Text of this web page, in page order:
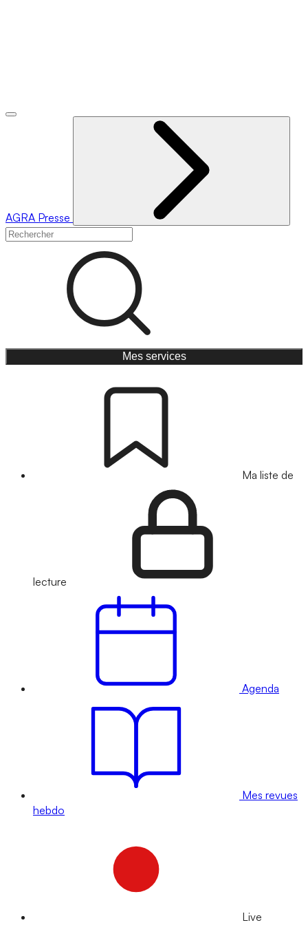
AGRA Presse
Mes services
Ma liste de
lecture
Agenda
Mes revues
hebdo
Live